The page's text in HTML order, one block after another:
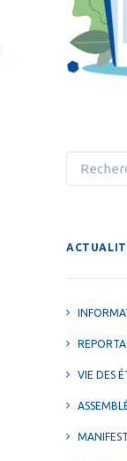
VIE DES